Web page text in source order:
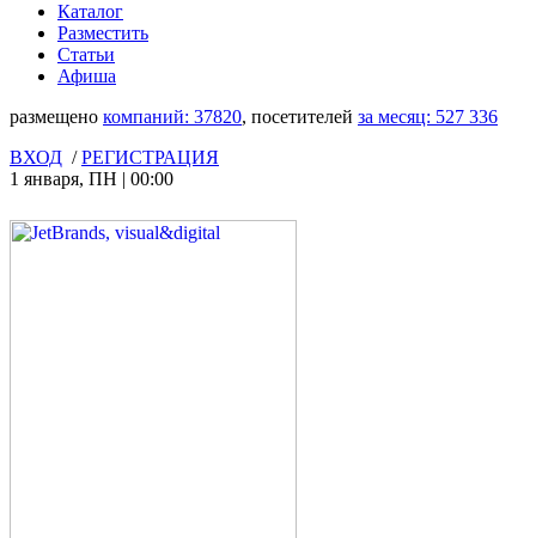
Каталог
Разместить
Статьи
Афиша
размещено компаний: 37820, посетителей за месяц: 527 336
ВХОД /РЕГИСТРАЦИЯ
1 января, ПН | 00:00